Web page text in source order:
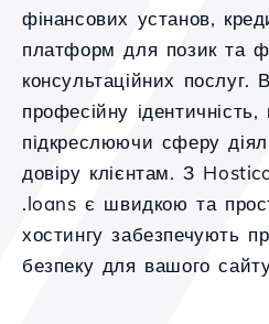
фінансових установ,
платформ для позик та
консультаційних послуг.
професійну ідентичність,
підкреслюючи сферу
довіру клієнтам. З
.loans є швидкою та
хостингу забезпечують
безпеку для вашого